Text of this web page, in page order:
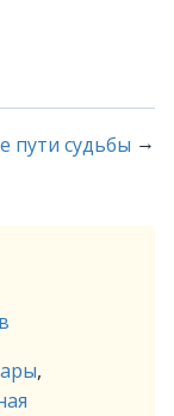
пути судьбы →
,